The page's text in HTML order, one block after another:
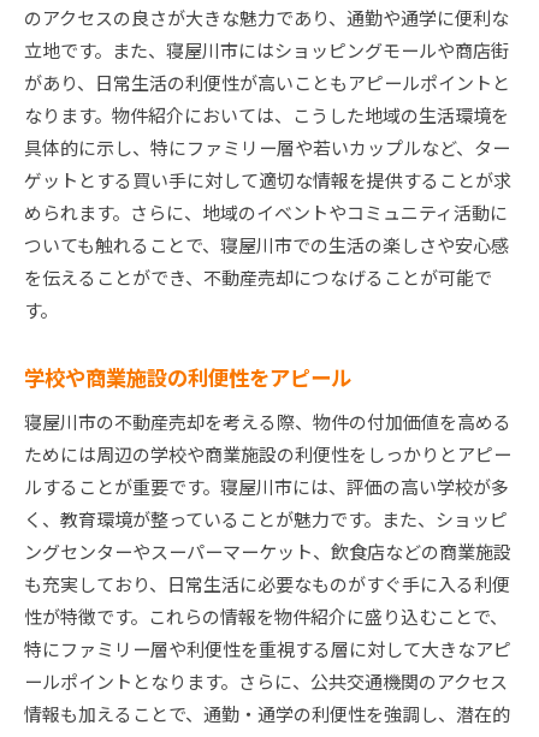
のアクセスの良さが大きな魅力であり、通勤や通学に便利な
立地です。また、寝屋川市にはショッピングモールや商店街
があり、日常生活の利便性が高いこともアピールポイントと
なります。物件紹介においては、こうした地域の生活環境を
具体的に示し、特にファミリー層や若いカップルなど、ター
ゲットとする買い手に対して適切な情報を提供することが求
められます。さらに、地域のイベントやコミュニティ活動に
ついても触れることで、寝屋川市での生活の楽しさや安心感
を伝えることができ、不動産売却につなげることが可能で
す。
学校や商業施設の利便性をアピール
寝屋川市の不動産売却を考える際、物件の付加価値を高める
ためには周辺の学校や商業施設の利便性をしっかりとアピー
ルすることが重要です。寝屋川市には、評価の高い学校が多
く、教育環境が整っていることが魅力です。また、ショッピ
ングセンターやスーパーマーケット、飲食店などの商業施設
も充実しており、日常生活に必要なものがすぐ手に入る利便
性が特徴です。これらの情報を物件紹介に盛り込むことで、
特にファミリー層や利便性を重視する層に対して大きなアピ
ールポイントとなります。さらに、公共交通機関のアクセス
情報も加えることで、通勤・通学の利便性を強調し、潜在的